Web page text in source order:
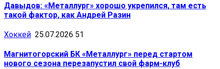
Давыдов: «Металлург» хорошо укрепился, там есть
такой фактор, как Андрей Разин
Хоккей 25.07.2026 51
Магнитогорский БК «Металлург» перед стартом
нового сезона перезапустил свой фарм-клуб